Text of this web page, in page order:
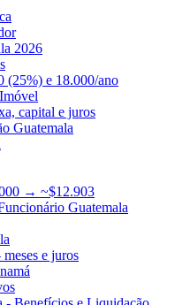
2026
e 18.000/ano
capital e juros
Guatemala
→ ~$12.903
Guatemala
e juros